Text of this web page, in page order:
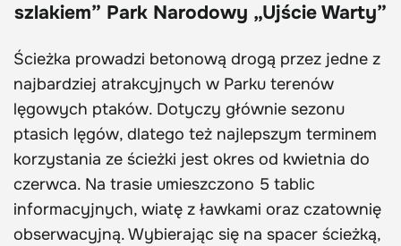
szlakiem” Park Narodowy „Ujście Warty”
Ścieżka prowadzi betonową drogą przez jedne z
najbardziej atrakcyjnych w Parku terenów
lęgowych ptaków. Dotyczy głównie sezonu
ptasich lęgów, dlatego też najlepszym terminem
korzystania ze ścieżki jest okres od kwietnia do
czerwca. Na trasie umieszczono 5 tablic
informacyjnych, wiatę z ławkami oraz czatownię
obserwacyjną. Wybierając się na spacer ścieżką,